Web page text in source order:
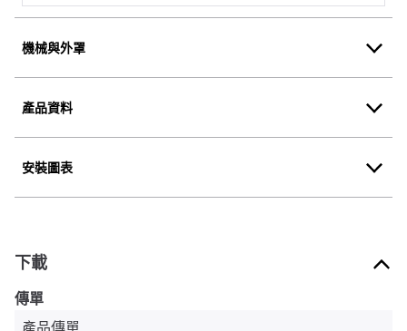
機械與外罩
產品資料
安裝圖表
下載
傳單